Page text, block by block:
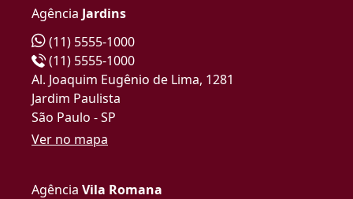
Agência Jardins
(11) 5555-1000
(11) 5555-1000
Al. Joaquim Eugênio de Lima, 1281
Jardim Paulista
São Paulo - SP
Ver no mapa
Agência Vila Romana